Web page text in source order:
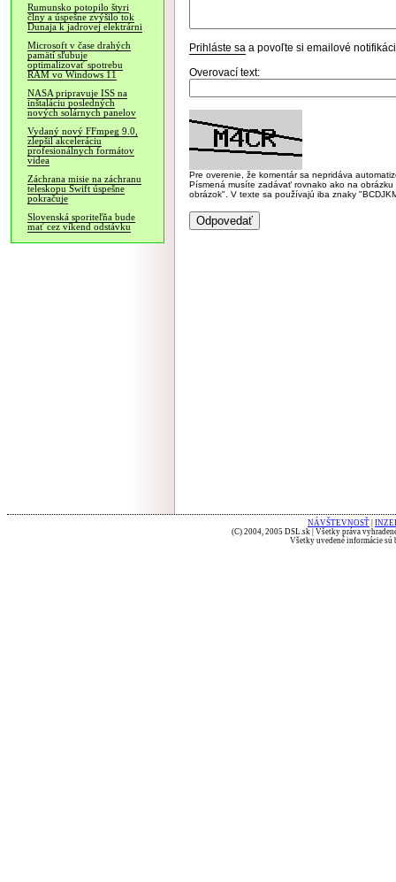
Rumunsko potopilo štyri
člny a úspešne zvýšilo tok
Dunaja k jadrovej elektrárni
Microsoft v čase drahých
pamätí sľubuje
optimalizovať spotrebu
RAM vo Windows 11
NASA pripravuje ISS na
inštaláciu posledných
nových solárnych panelov
Vydaný nový FFmpeg 9.0,
zlepšil akceleráciu
profesionálnych formátov
videa
Záchrana misie na záchranu
teleskopu Swift úspešne
pokračuje
Slovenská sporiteľňa bude
mať cez víkend odstávku
Prihláste sa a povoľte si emailové
Overovací text:
Pre overenie, že komentár sa nepridáva
Písmená musíte zadávať rovnako ako na
obrázok". V texte sa používajú iba znaky
NÁVŠTEVNOSŤ
(C) 2004, 2005 DSL.sk | Všetky práva
Všetky uvedené informácie sú